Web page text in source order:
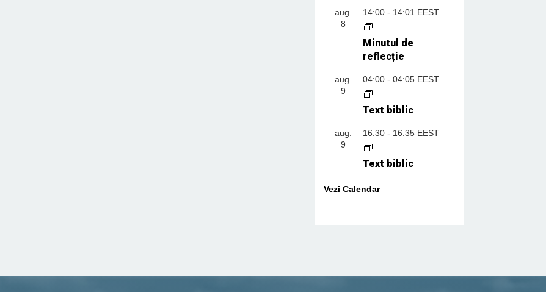
aug.
8
14:00- 14:01 EEST
Minutul de
reflecție
aug.
9
04:00- 04:05 EEST
Text biblic
aug.
9
16:30- 16:35 EEST
Text biblic
Vezi Calendar